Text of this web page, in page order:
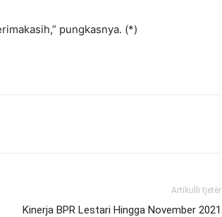
pungkasnya. (*)
Artikulli tjetër
Kinerja BPR Lestari Hingga November 2021